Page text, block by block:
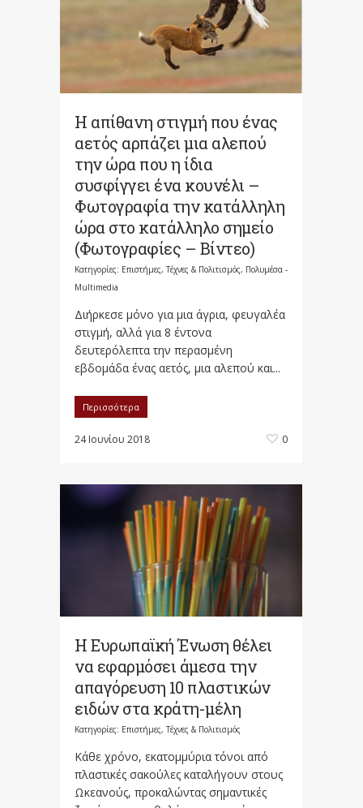
H απίθανη στιγμή που ένας
αετός αρπάζει μια αλεπού
την ώρα που η ίδια
συσφίγγει ένα κουνέλι –
Φωτογραφία την κατάλληλη
ώρα στο κατάλληλο σημείο
(Φωτογραφίες – Βίντεο)
Κατηγορίες: Επιστήμες, Τέχνες & Πολιτισμός, Πολυμέσα -
Multimedia
Διήρκεσε μόνο για μια άγρια, φευγαλέα
στιγμή, αλλά για 8 έντονα
δευτερόλεπτα την περασμένη
εβδομάδα ένας αετός, μια αλεπού και...
Περισσότερα
24 Ιουνίου 2018 0
Η Ευρωπαϊκή Ένωση θέλει
να εφαρμόσει άμεσα την
απαγόρευση 10 πλαστικών
ειδών στα κράτη-μέλη
Κατηγορίες: Επιστήμες, Τέχνες & Πολιτισμός
Κάθε χρόνο, εκατομμύρια τόνοι από
πλαστικές σακούλες καταλήγουν στους
Ωκεανούς, προκαλώντας σημαντικές